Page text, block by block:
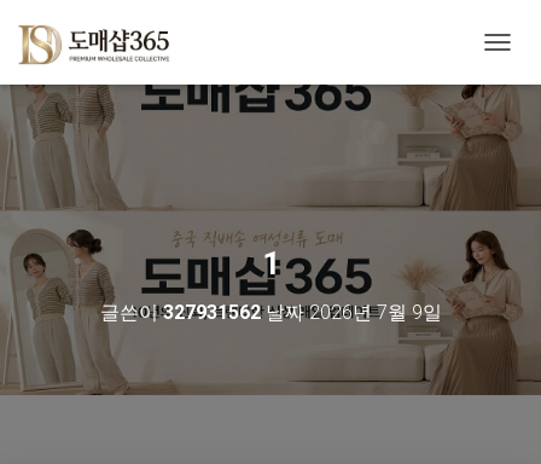
비
게
이
션
1
글쓴이327931562날짜2026년 7월 9일